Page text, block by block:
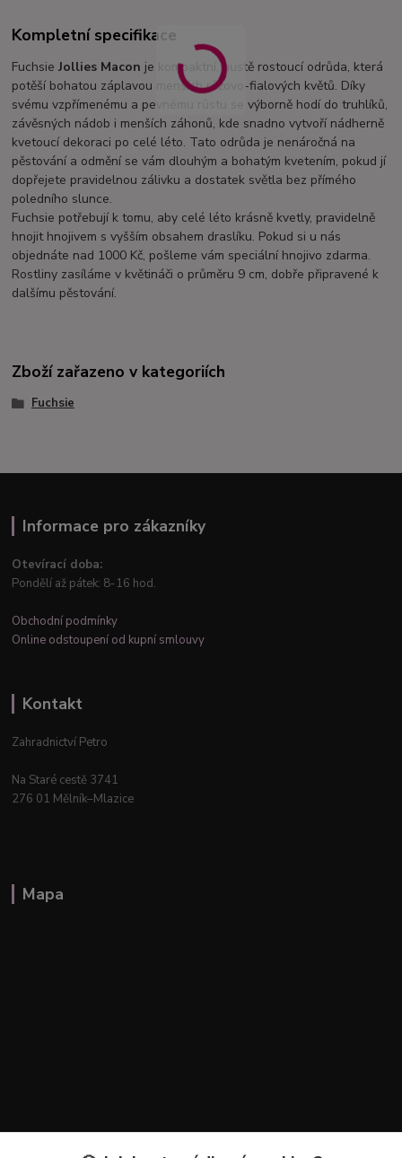
Kompletní specifikace
FuchsieJollies Macon je kompaktní, hustě rostoucí odrůda, která
potěší bohatou záplavou menších růžovo-fialových květů. Díky
svému vzpřímenému a pevnému růstu se výborně hodí do truhlíků,
závěsných nádob i menších záhonů, kde snadno vytvoří nádherně
kvetoucí dekoraci po celé léto. Tato odrůda je nenáročná na
pěstování a odmění se vám dlouhým a bohatým kvetením, pokud jí
dopřejete pravidelnou zálivku a dostatek světla bez přímého
poledního slunce.
Fuchsie potřebují k tomu, aby celé léto krásně kvetly, pravidelně
hnojit hnojivem s vyšším obsahem draslíku. Pokud si u nás
objednáte nad 1000 Kč, pošleme vám speciální hnojivo zdarma.
Rostliny zasíláme v květináči o průměru 9 cm, dobře připravené k
dalšímu pěstování.
Zboží zařazeno v kategoriích
Fuchsie
Informace pro zákazníky
Otevírací doba:
Pondělí až pátek: 8-16 hod.
Obchodní podmínky
Online odstoupení od kupní smlouvy
Kontakt
Zahradnictví Petro
Na Staré cestě 3741
276 01 Mělník–Mlazice
Mapa